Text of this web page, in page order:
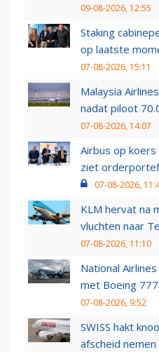
09-08-2026, 12:55
Staking
op laatste
07-08-2026, 15:11
Malaysia
nadat piloot
07-08-2026, 14:07
Airbus op
ziet
07-08-2026,
KLM hervat na
vluchten naar
07-08-2026, 11:10
National
met Boeing
07-08-2026, 9:52
SWISS hakt
afscheid